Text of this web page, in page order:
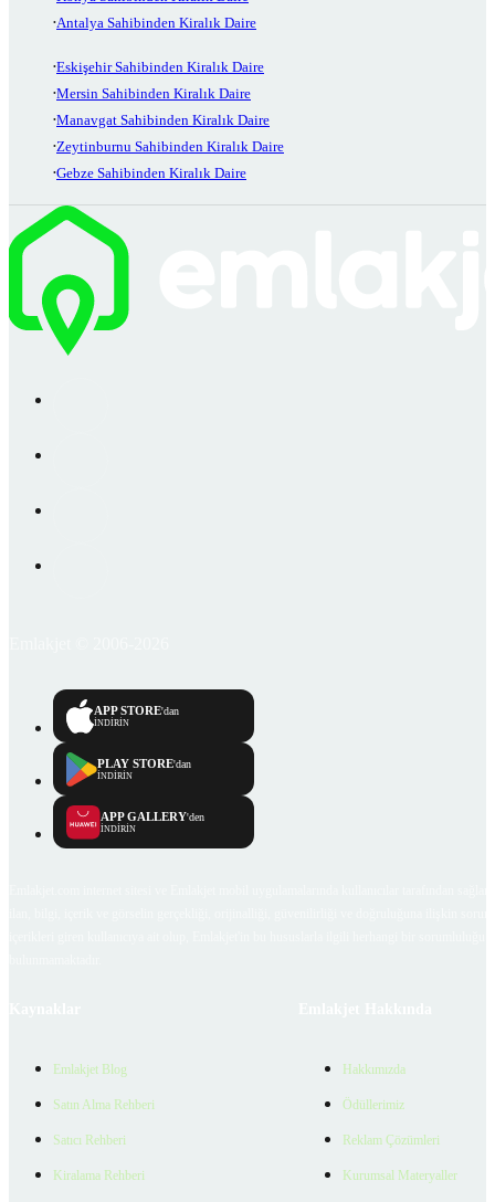
Antalya Sahibinden Kiralık Daire
Eskişehir Sahibinden Kiralık Daire
Mersin Sahibinden Kiralık Daire
Manavgat Sahibinden Kiralık Daire
Zeytinburnu Sahibinden Kiralık Daire
Gebze Sahibinden Kiralık Daire
APP STORE'dan
İNDİRİN
PLAY STORE'dan
İNDİRİN
APP GALLERY'den
İNDİRİN
Emlakjet Blog
Satın Alma Rehberi
Satıcı Rehberi
Kiralama Rehberi
Hakkımızda
Ödüllerimiz
Reklam Çözümleri
Kurumsal Materyaller